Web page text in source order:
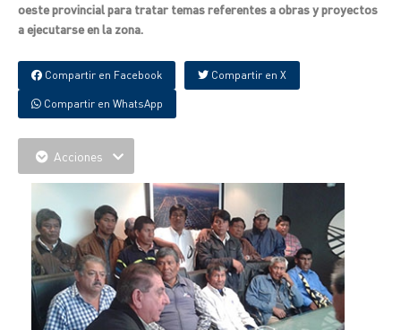
oeste provincial para tratar temas referentes a obras y proyectos
a ejecutarse en la zona.
Compartir en Facebook Compartir en X
Compartir en WhatsApp
Acciones